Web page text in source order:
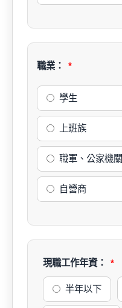
職業：
學生
上班族
職軍、公家機關
自營商
現職工作年資：
半年以下